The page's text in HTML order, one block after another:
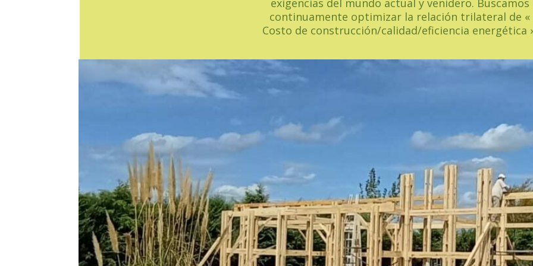
exigencias del mundo actual y venidero. Buscamos
continuamente optimizar la relación trilateral de «
Costo de construcción/calidad/eficiencia energética